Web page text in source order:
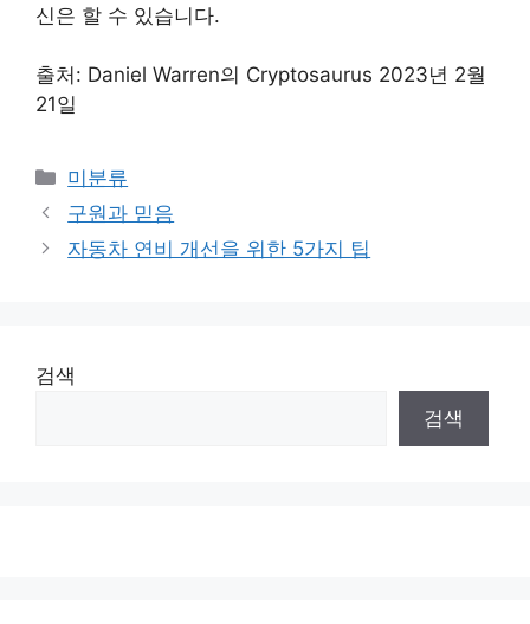
신은 할 수 있습니다.
출처: Daniel Warren의 Cryptosaurus 2023년 2월
21일
Categories
미분류
구원과 믿음
자동차 연비 개선을 위한 5가지 팁
검색
검색